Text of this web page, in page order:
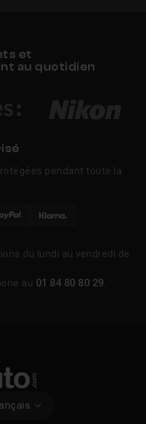
et
au quotidien
pendant toute la
du lundi au vendredi de
au 01 84 80 80 29